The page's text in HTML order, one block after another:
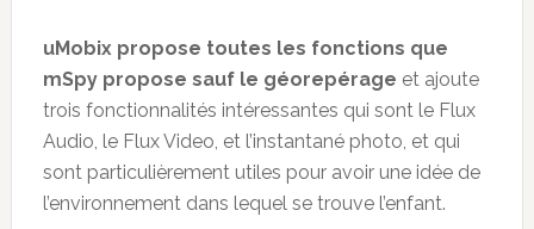
uMobix propose toutes les fonctions que
mSpy propose sauf le géorepérage et ajoute
trois fonctionnalités intéressantes qui sont le Flux
Audio, le Flux Video, et l’instantané photo, et qui
sont particulièrement utiles pour avoir une idée de
l’environnement dans lequel se trouve l’enfant.